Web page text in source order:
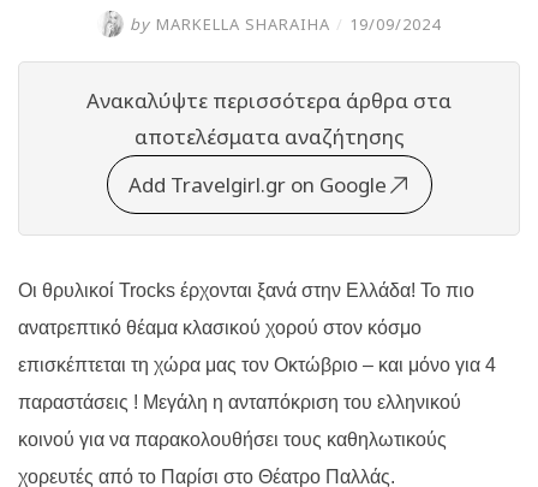
by MARKELLA SHARAIHA / 19/09/2024
Ανακαλύψτε περισσότερα άρθρα στα
αποτελέσματα αναζήτησης
Add Travelgirl.gr on Google
Οι θρυλικοί Trocks έρχονται ξανά στην Ελλάδα! Το πιο
ανατρεπτικό θέαμα κλασικού χορού στον κόσμο
επισκέπτεται τη χώρα μας τον Οκτώβριο – και μόνο για 4
παραστάσεις ! Μεγάλη η ανταπόκριση του ελληνικού
κοινού για να παρακολουθήσει τους καθηλωτικούς
χορευτές από το Παρίσι στο Θέατρο Παλλάς.